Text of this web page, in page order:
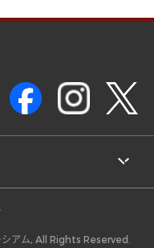
アム, All Rights Reserved.